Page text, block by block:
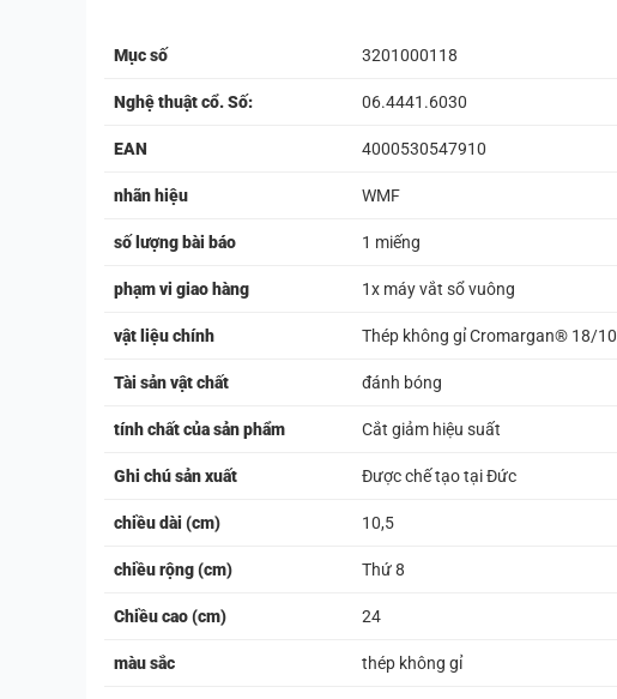
Mục số 3201000118
Nghệ thuật cổ. Số: 06.4441.6030
EAN 4000530547910
nhãn hiệu WMF
số lượng bài báo 1 miếng
phạm vi giao hàng 1x máy vắt sổ vuông
vật liệu chính Thép không gỉ Cromargan® 18/10
Tài sản vật chất đánh bóng
tính chất của sản phẩm Cắt giảm hiệu suất
Ghi chú sản xuất Được chế tạo tại Đức
chiều dài (cm) 10,5
chiều rộng (cm) Thứ 8
Chiều cao (cm) 24
màu sắc thép không gỉ